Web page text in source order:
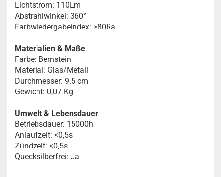
Lichtstrom: 110Lm
Abstrahlwinkel: 360°
Farbwiedergabeindex: >80Ra
Materialien & Maße
Farbe: Bernstein
Material: Glas/Metall
Durchmesser: 9.5 cm
Gewicht: 0,07 Kg
Umwelt & Lebensdauer
Betriebsdauer: 15000h
Anlaufzeit: <0,5s
Zündzeit: <0,5s
Quecksilberfrei: Ja